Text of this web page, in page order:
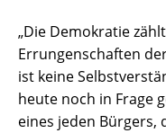
„Die Demokratie
Errungenschaften
ist keine
heute noch in Frage
eines jeden Bürgers,